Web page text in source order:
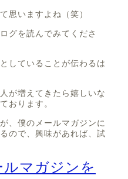
思いますよね（笑）
グを読んでみてくださ
していることが伝わるは
が増えてきたら嬉しいな
おります。
、僕のメールマガジンに
ので、興味があれば、試
マガジンを